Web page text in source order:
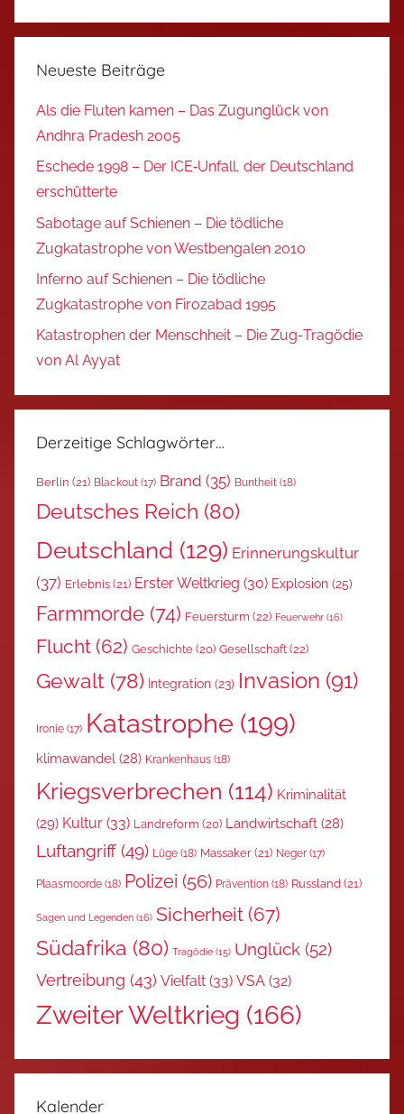
Neueste Beiträge
Als die Fluten kamen – Das Zugunglück von
Andhra Pradesh 2005
Eschede 1998 – Der ICE‑Unfall, der Deutschland
erschütterte
Sabotage auf Schienen – Die tödliche
Zugkatastrophe von Westbengalen 2010
Inferno auf Schienen – Die tödliche
Zugkatastrophe von Firozabad 1995
Katastrophen der Menschheit – Die Zug-Tragödie
von Al Ayyat
Derzeitige Schlagwörter…
Berlin (21) Blackout (17) Brand (35) Buntheit (18)
Deutsches Reich (80)
Deutschland (129) Erinnerungskultur
(37) Erlebnis (21) Erster Weltkrieg (30) Explosion (25)
Farmmorde (74) Feuersturm (22) Feuerwehr (16)
Flucht (62) Geschichte (20) Gesellschaft(22)
Gewalt (78) Integration (23) Invasion (91)
Ironie (17) Katastrophe (199)
klimawandel (28) Krankenhaus (18)
Kriegsverbrechen (114) Kriminalität
(29) Kultur (33) Landreform (20) Landwirtschaft (28)
Luftangriff (49) Lüge (18) Massaker (21) Neger (17)
Plaasmoorde (18) Polizei (56) Prävention (18) Russland (21)
Sagen und Legenden (16) Sicherheit (67)
Südafrika (80) Tragödie (15) Unglück (52)
Vertreibung (43) Vielfalt (33) VSA (32)
Zweiter Weltkrieg (166)
Kalender